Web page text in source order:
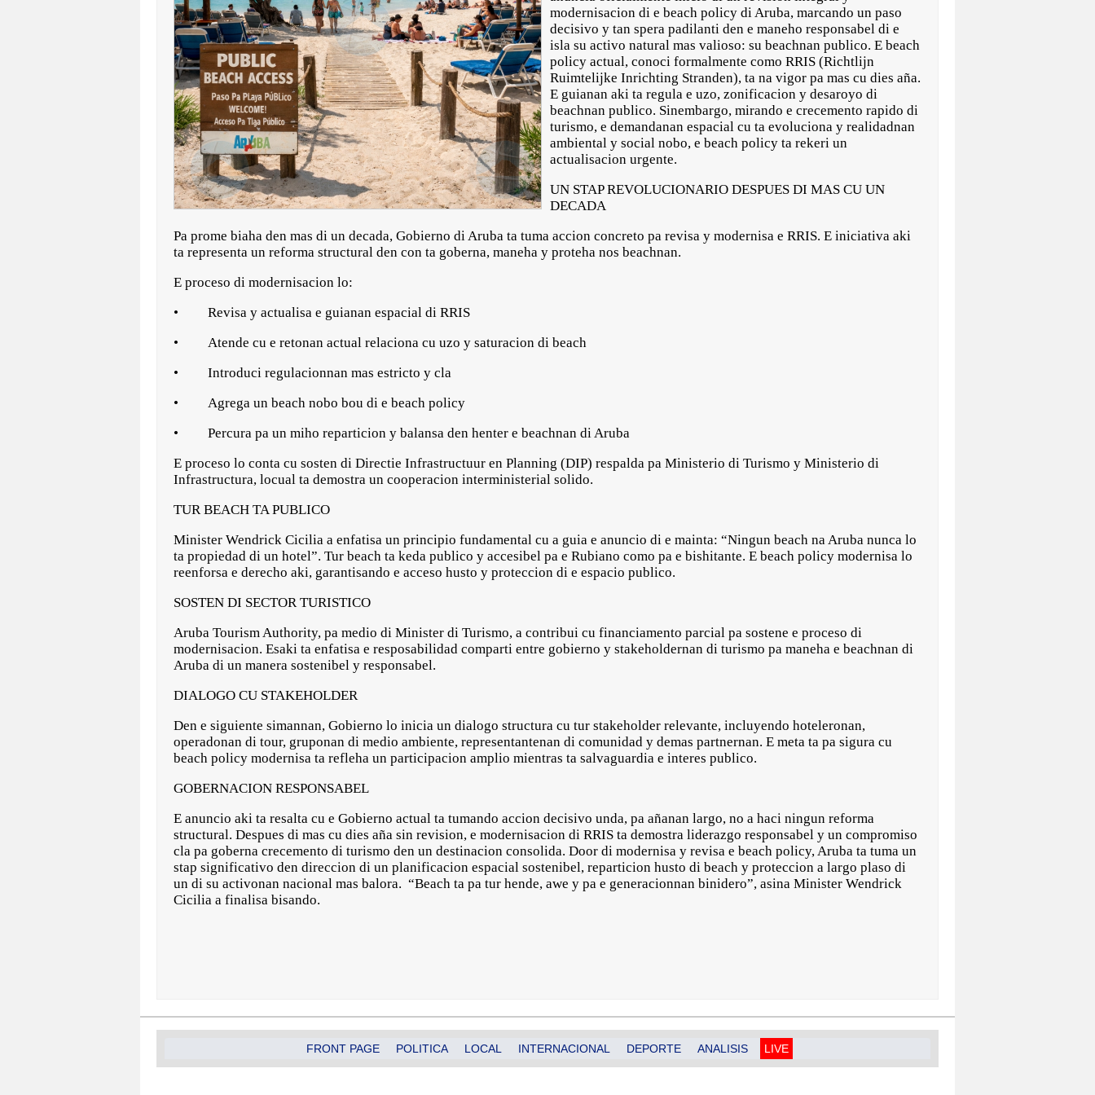
modernisacion di e beach policy di Aruba, marcando un paso
decisivo y tan spera padilanti den e maneho responsabel di e
isla su activo natural mas valioso: su beachnan publico. E beach
policy actual, conoci formalmente como RRIS (Richtlijn
Ruimtelijke Inrichting Stranden), ta na vigor pa mas cu dies aña.
E guianan aki ta regula e uzo, zonificacion y desaroyo di
beachnan publico. Sinembargo, mirando e crecemento rapido di
turismo, e demandanan espacial cu ta evoluciona y realidadnan
ambiental y social nobo, e beach policy ta rekeri un
actualisacion urgente.
UN STAP REVOLUCIONARIO DESPUES DI MAS CU UN
DECADA
Pa prome biaha den mas di un decada, Gobierno di Aruba ta tuma accion concreto pa revisa y modernisa e RRIS. E iniciativa aki
ta representa un reforma structural den con ta goberna, maneha y proteha nos beachnan.
E proceso di modernisacion lo:
• Revisa y actualisa e guianan espacial di RRIS
• Atende cu e retonan actual relaciona cu uzo y saturacion di beach
• Introduci regulacionnan mas estricto y cla
• Agrega un beach nobo bou di e beach policy
• Percura pa un miho reparticion y balansa den henter e beachnan di Aruba
E proceso lo conta cu sosten di Directie Infrastructuur en Planning (DIP) respalda pa Ministerio di Turismo y Ministerio di
Infrastructura, locual ta demostra un cooperacion interministerial solido.
TUR BEACH TA PUBLICO
Minister Wendrick Cicilia a enfatisa un principio fundamental cu a guia e anuncio di e mainta: “Ningun beach na Aruba nunca lo
ta propiedad di un hotel”. Tur beach ta keda publico y accesibel pa e Rubiano como pa e bishitante. E beach policy modernisa lo
reenforsa e derecho aki, garantisando e acceso husto y proteccion di e espacio publico.
SOSTEN DI SECTOR TURISTICO
Aruba Tourism Authority, pa medio di Minister di Turismo, a contribui cu financiamento parcial pa sostene e proceso di
modernisacion. Esaki ta enfatisa e resposabilidad comparti entre gobierno y stakeholdernan di turismo pa maneha e beachnan di
Aruba di un manera sostenibel y responsabel.
DIALOGO CU STAKEHOLDER
Den e siguiente simannan, Gobierno lo inicia un dialogo structura cu tur stakeholder relevante, incluyendo hoteleronan,
operadonan di tour, gruponan di medio ambiente, representantenan di comunidad y demas partnernan. E meta ta pa sigura cu
beach policy modernisa ta refleha un participacion amplio mientras ta salvaguardia e interes publico.
GOBERNACION RESPONSABEL
E anuncio aki ta resalta cu e Gobierno actual ta tumando accion decisivo unda, pa añanan largo, no a haci ningun reforma
structural. Despues di mas cu dies aña sin revision, e modernisacion di RRIS ta demostra liderazgo responsabel y un compromiso
cla pa goberna crecemento di turismo den un destinacion consolida. Door di modernisa y revisa e beach policy, Aruba ta tuma un
stap significativo den direccion di un planificacion espacial sostenibel, reparticion husto di beach y proteccion a largo plaso di
un di su activonan nacional mas balora. “Beach ta pa tur hende, awe y pa e generacionnan binidero”, asina Minister Wendrick
Cicilia a finalisa bisando.
FRONT PAGE POLITICA LOCAL INTERNACIONAL DEPORTE ANALISIS LIVE